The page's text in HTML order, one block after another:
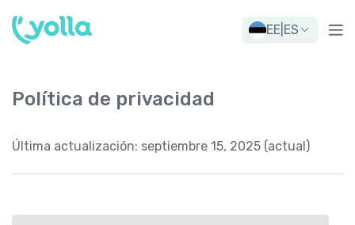
EE ES
Política de privacidad
Última actualización: septiembre 15, 2025 (actual)